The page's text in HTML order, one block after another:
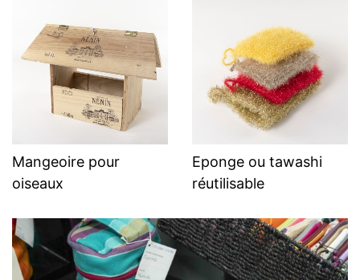
Mangeoire pour
oiseaux
Eponge ou tawashi
réutilisable